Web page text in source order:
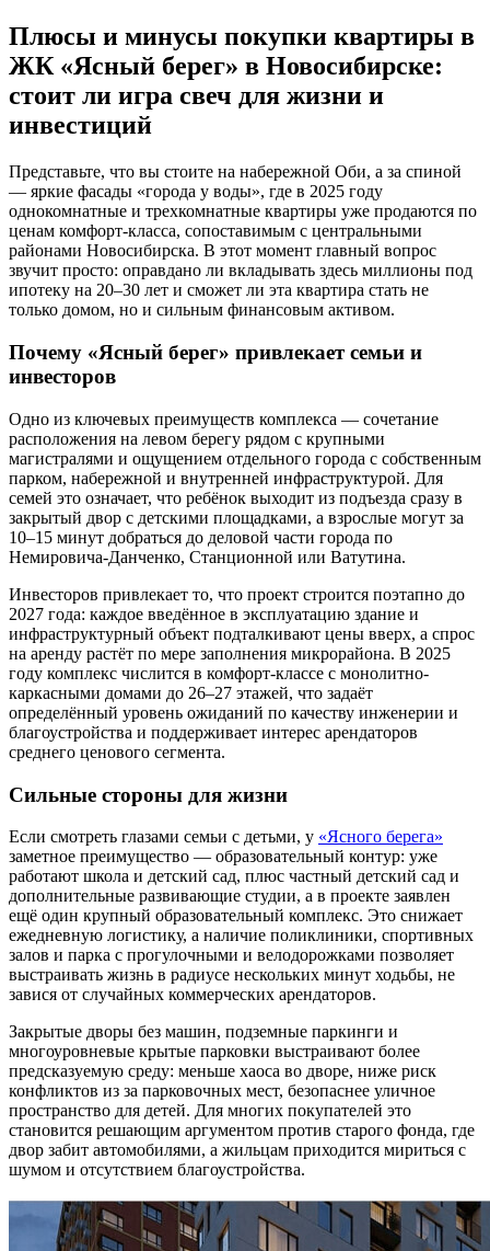
Плюсы и минусы покупки квартиры в
ЖК «Ясный берег» в Новосибирске:
стоит ли игра свеч для жизни и
инвестиций
Представьте, что вы стоите на набережной Оби, а за спиной
— яркие фасады «города у воды», где в 2025 году
однокомнатные и трехкомнатные квартиры уже продаются по
ценам комфорт-класса, сопоставимым с центральными
районами Новосибирска. В этот момент главный вопрос
звучит просто: оправдано ли вкладывать здесь миллионы под
ипотеку на 20–30 лет и сможет ли эта квартира стать не
только домом, но и сильным финансовым активом.
Почему «Ясный берег» привлекает семьи и
инвесторов
Одно из ключевых преимуществ комплекса — сочетание
расположения на левом берегу рядом с крупными
магистралями и ощущением отдельного города с собственным
парком, набережной и внутренней инфраструктурой. Для
семей это означает, что ребёнок выходит из подъезда сразу в
закрытый двор с детскими площадками, а взрослые могут за
10–15 минут добраться до деловой части города по
Немировича-Данченко, Станционной или Ватутина.
Инвесторов привлекает то, что проект строится поэтапно до
2027 года: каждое введённое в эксплуатацию здание и
инфраструктурный объект подталкивают цены вверх, а спрос
на аренду растёт по мере заполнения микрорайона. В 2025
году комплекс числится в комфорт-классе с монолитно-
каркасными домами до 26–27 этажей, что задаёт
определённый уровень ожиданий по качеству инженерии и
благоустройства и поддерживает интерес арендаторов
среднего ценового сегмента.
Сильные стороны для жизни
Если смотреть глазами семьи с детьми, у «Ясного берега»
заметное преимущество — образовательный контур: уже
работают школа и детский сад, плюс частный детский сад и
дополнительные развивающие студии, а в проекте заявлен
ещё один крупный образовательный комплекс. Это снижает
ежедневную логистику, а наличие поликлиники, спортивных
залов и парка с прогулочными и велодорожками позволяет
выстраивать жизнь в радиусе нескольких минут ходьбы, не
завися от случайных коммерческих арендаторов.
Закрытые дворы без машин, подземные паркинги и
многоуровневые крытые парковки выстраивают более
предсказуемую среду: меньше хаоса во дворе, ниже риск
конфликтов из за парковочных мест, безопаснее уличное
пространство для детей. Для многих покупателей это
становится решающим аргументом против старого фонда, где
двор забит автомобилями, а жильцам приходится мириться с
шумом и отсутствием благоустройства.